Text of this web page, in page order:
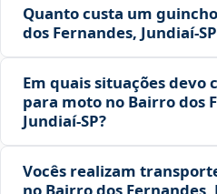
Quanto custa um
dos Fernandes,
Em quais situações
para moto no Bairro dos
Jundiaí‑SP?
Vocês realizam